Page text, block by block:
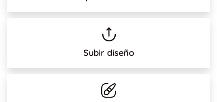
Subir diseño